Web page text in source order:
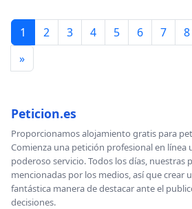
1 2 3 4 5 6 7 8
»
Peticion.es
Proporcionamos alojamiento gratis para
Comienza una petición profesional en línea
poderoso servicio. Todos los días, nuestras
mencionadas por los medios, así que crear
fantástica manera de destacar ante el
decisiones.